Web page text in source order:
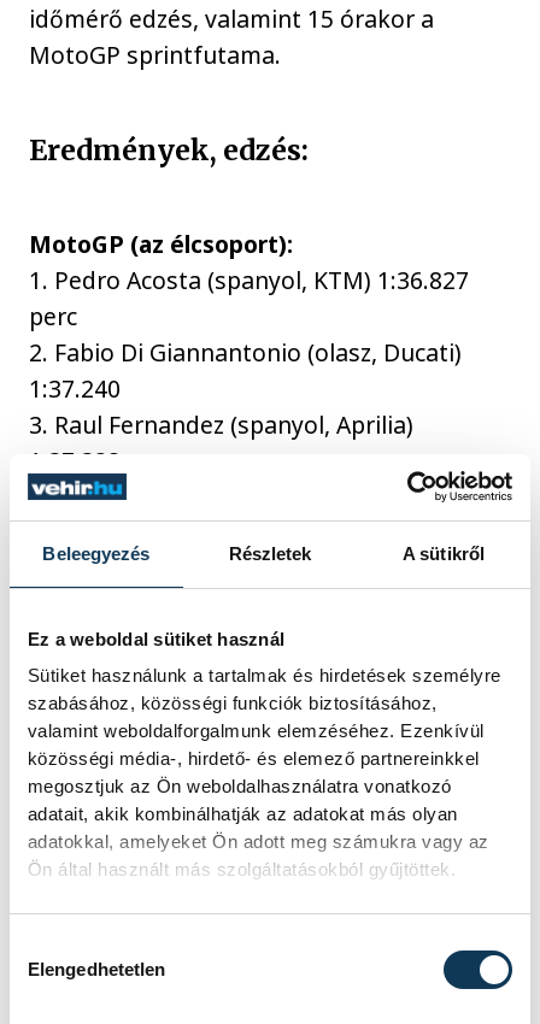
Beleegyezés Részletek A sütikről
Ez a weboldal sütiket használ
Sütiket használunk a tartalmak és hirdetések személyre
szabásához, közösségi funkciók biztosításához,
valamint weboldalforgalmunk elemzéséhez. Ezenkívül
közösségi média-, hirdető- és elemező partnereinkkel
megosztjuk az Ön weboldalhasználatra vonatkozó
adatait, akik kombinálhatják az adatokat más olyan
adatokkal, amelyeket Ön adott meg számukra vagy az
Ön által használt más szolgáltatásokból gyűjtöttek.
Elengedhetetlen
időmérő edzés, valamint 15 órakor a
MotoGP sprintfutama.
Eredmények, edzés:
MotoGP (az élcsoport):
1. Pedro Acosta (spanyol, KTM) 1:36.827
perc
2. Fabio Di Giannantonio (olasz, Ducati)
1:37.240
3. Raul Fernandez (spanyol, Aprilia)
1:37.328
4. Fermin Aldeguer (spanyol, Ducati)
5. Ogura Aj (japán, Aprilia) 1:37.481
Moto2 (az élcsoport):
1. Manuel Gonzalez (spanyol, Kalex)
1:40.229 perc
2. David Alonso (kolumbiai, Kalex) 1:40.432
3. Filip Salac (cseh, Kalex) 1:40.540
4. Daniel Munoz (spanyol, Kalex) 1:40.656
5. Alberto Ferrandez (spanyol, Boscoscuro)
1:40.675
Moto3 (az élcsoport):